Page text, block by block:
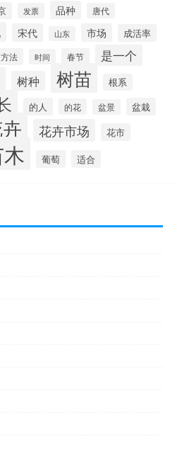
发票 品种 唐代
宋代 山东 市场 成活率
方法 时间 春节 是一个
树种 树苗
根系
的人 的花 盆景 盆栽
花卉市场 花市
葡萄 适合